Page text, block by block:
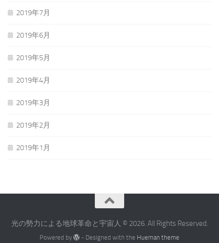
2019年7月
2019年6月
2019年5月
2019年4月
2019年3月
2019年2月
2019年1月
光の勢力による地球革命と宇宙人 © 2026. All Rights Reserved.
Powered by - Designed with the Hueman theme